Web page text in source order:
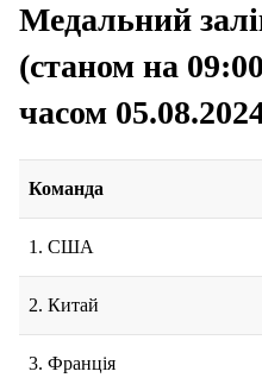
Медальний
(станом на
часом
Команда
1. США
2. Китай
3. Франція